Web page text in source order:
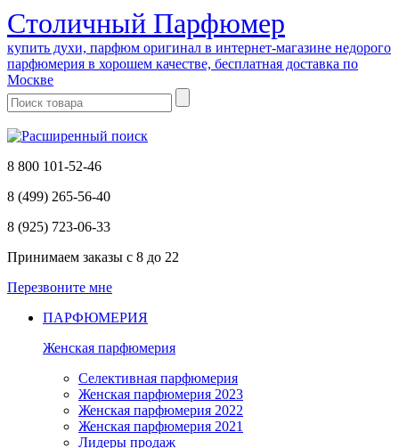
Cтоличный Парфюмер
купить духи, парфюм оригинал в интернет-магазине недорого
парфюмерия в хорошем качестве, бесплатная доставка по
Москве
8 800 101-52-46
8 (499) 265-56-40
8 (925) 723-06-33
Принимаем заказы с 8 до 22
Перезвоните мне
ПАРФЮМЕРИЯ
Женская парфюмерия
Селективная парфюмерия
Женская парфюмерия 2023
Женская парфюмерия 2022
Женская парфюмерия 2021
Лидеры продаж